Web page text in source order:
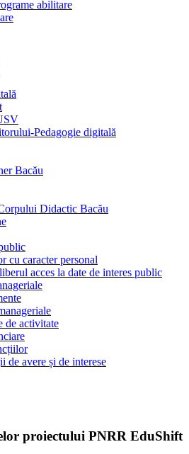
abilitare
Pedagogie digitală
Bacău
Didactic Bacău
cu caracter personal
acces la date de interes public
de activitate
de avere și de interese
proiectului PNRR EduShift